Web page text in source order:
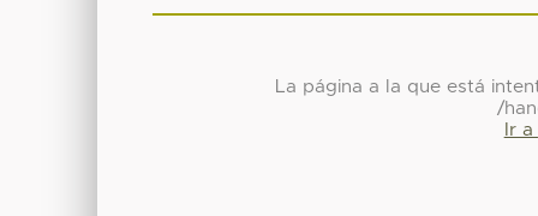
La página a la que está
/
Ir